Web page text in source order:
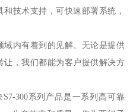
技术支持，可快速部署系统，
内有着到的见解。无论是提供
，我们都能为客户提供解决方
系列产品是一系列高可靠